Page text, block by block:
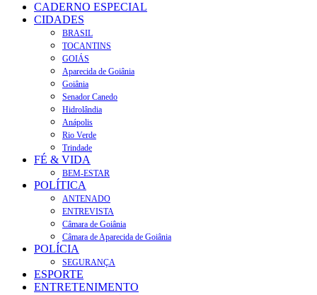
CADERNO ESPECIAL
CIDADES
BRASIL
TOCANTINS
GOIÁS
Aparecida de Goiânia
Goiânia
Senador Canedo
Hidrolândia
Anápolis
Rio Verde
Trindade
FÉ & VIDA
BEM-ESTAR
POLÍTICA
ANTENADO
ENTREVISTA
Câmara de Goiânia
Câmara de Aparecida de Goiânia
POLÍCIA
SEGURANÇA
ESPORTE
ENTRETENIMENTO